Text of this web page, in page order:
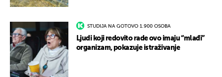
STUDIJA NA GOTOVO 1.900 OSOBA
Ljudi koji redovito rade ovo imaju “mlađi”
organizam, pokazuje istraživanje